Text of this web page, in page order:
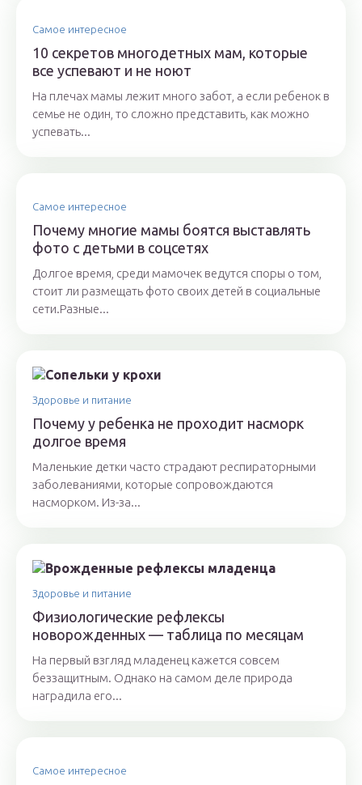
Самое интересное
10 секретов многодетных мам, которые
все успевают и не ноют
На плечах мамы лежит много забот, а если ребенок в
семье не один, то сложно представить, как можно
успевать...
Самое интересное
Почему многие мамы боятся выставлять
фото с детьми в соцсетях
Долгое время, среди мамочек ведутся споры о том,
стоит ли размещать фото своих детей в социальные
сети.Разные...
Здоровье и питание
Почему у ребенка не проходит насморк
долгое время
Маленькие детки часто страдают респираторными
заболеваниями, которые сопровождаются
насморком. Из-за...
Здоровье и питание
Физиологические рефлексы
новорожденных — таблица по месяцам
На первый взгляд младенец кажется совсем
беззащитным. Однако на самом деле природа
наградила его...
Самое интересное